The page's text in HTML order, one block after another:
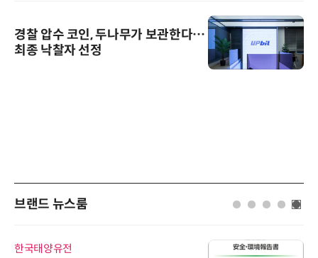
경찰 압수 코인, 두나무가 보관한다…
최종 낙찰자 선정
브랜드 뉴스룸
한국태양유전